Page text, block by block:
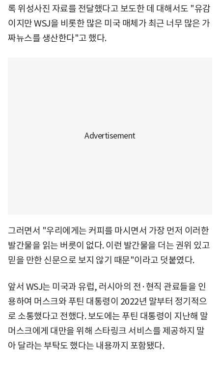
록 위성사진 자료를 전달했다고 보도한 데 대해서도 "유감
이지만 WSJ을 비롯한 많은 미국 매체가 최근 너무 많은 가
짜뉴스를 생산한다"고 했다.
그러면서 "우리에게는 커피를 마시면서 가장 먼저 이러한
발간물을 읽는 버릇이 없다. 이런 발간물을 더는 권위 있고
믿을 만한 신문으로 보지 않기 때문"이라고 덧붙였다.
앞서 WSJ는 미국과 유럽, 러시아의 전·현직 관료들을 인
용하여 머스크와 푸틴 대통령이 2022년 말부터 정기적으
로 소통했다고 전했다. 보도에는 푸틴 대통령이 지난해 말
머스크에게 대만을 위해 스타링크 서비스를 제공하지 말
아 달라는 부탁도 했다는 내용까지 포함됐다.